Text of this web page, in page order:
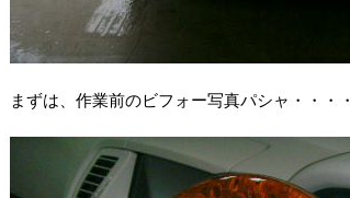
まずは、作業前のビフォー写真パシャ・・・・